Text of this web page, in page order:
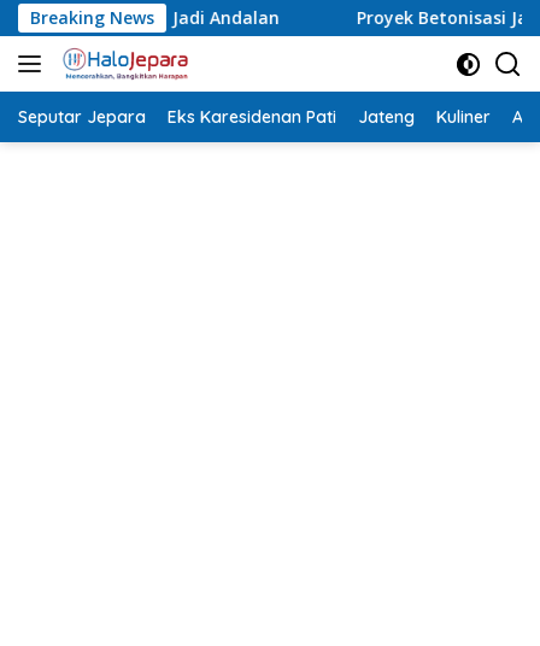
Langsung
ke
konten
Breaking News
Proyek Betonisasi Jalan Rusak Parah di Sekuro
Seputar Jepara Eks Karesidenan Pati Jateng Kuliner